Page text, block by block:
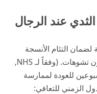
عند الرجال
التئام الأنسجة
تشوهات. (وفقاً لـNHS
,
للعودة لممارسة
الزمني للتعافي: